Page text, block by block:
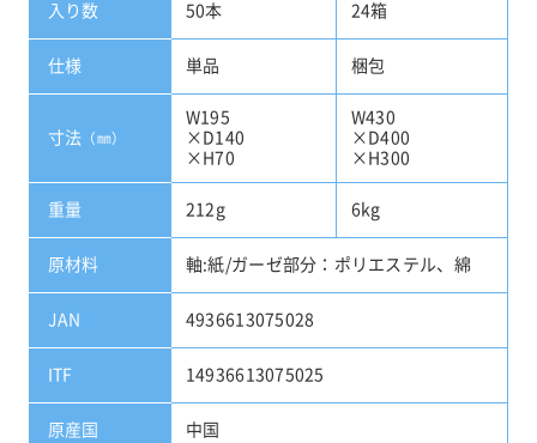
入り数 50本 24箱
仕様 単品 梱包
寸法 （㎜）
W195
×D140
×H70
W430
×D400
×H300
重量 212g 6kg
原材料 軸:紙/ガーゼ部分：ポリエステル、綿
JAN 4936613075028
ITF 14936613075025
原産国 中国